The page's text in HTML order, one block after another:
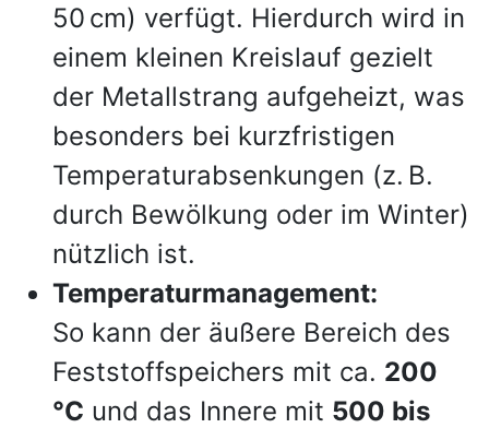
50 cm) verfügt. Hierdurch wird in
einem kleinen Kreislauf gezielt
der Metallstrang aufgeheizt, was
besonders bei kurzfristigen
Temperaturabsenkungen (z. B.
durch Bewölkung oder im Winter)
nützlich ist.
Temperaturmanagement:
So kann der äußere Bereich des
Feststoffspeichers mit ca. 200
°C und das Innere mit 500 bis